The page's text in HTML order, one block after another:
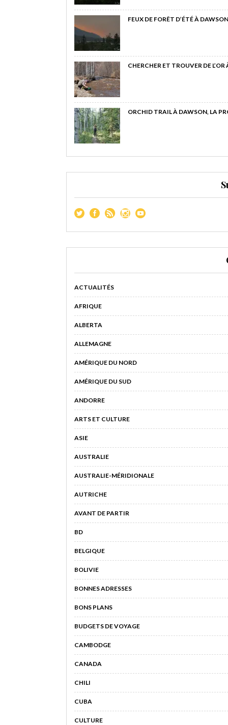
FEUX DE FORÊT D’ÉTÉ À
CHERCHER ET TROUVER DE
ORCHID TRAIL À DAWSON, LA
ACTUALITÉS
AFRIQUE
ALBERTA
ALLEMAGNE
AMÉRIQUE DU NORD
AMÉRIQUE DU SUD
ANDORRE
ARTS ET CULTURE
ASIE
AUSTRALIE
AUSTRALIE-MÉRIDIONALE
AUTRICHE
AVANT DE PARTIR
BD
BELGIQUE
BOLIVIE
BONNES ADRESSES
BONS PLANS
BUDGETS DE VOYAGE
CAMBODGE
CANADA
CHILI
CUBA
CULTURE